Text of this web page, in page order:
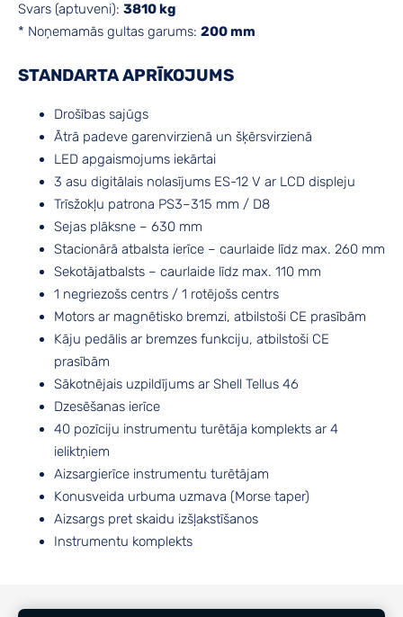
Svars (aptuveni): 3810 kg
* Noņemamās gultas garums: 200 mm
STANDARTA APRĪKOJUMS
Drošības sajūgs
Ātrā padeve garenvirzienā un šķērsvirzienā
LED apgaismojums iekārtai
3 asu digitālais nolasījums ES-12 V ar LCD displeju
Trīsžokļu patrona PS3–315 mm / D8
Sejas plāksne – 630 mm
Stacionārā atbalsta ierīce – caurlaide līdz max. 260 mm
Sekotājatbalsts – caurlaide līdz max. 110 mm
1 negriezošs centrs / 1 rotējošs centrs
Motors ar magnētisko bremzi, atbilstoši CE prasībām
Kāju pedālis ar bremzes funkciju, atbilstoši CE
prasībām
Sākotnējais uzpildījums ar Shell Tellus 46
Dzesēšanas ierīce
40 pozīciju instrumentu turētāja komplekts ar 4
ieliktņiem
Aizsargierīce instrumentu turētājam
Konusveida urbuma uzmava (Morse taper)
Aizsargs pret skaidu izšļakstīšanos
Instrumentu komplekts